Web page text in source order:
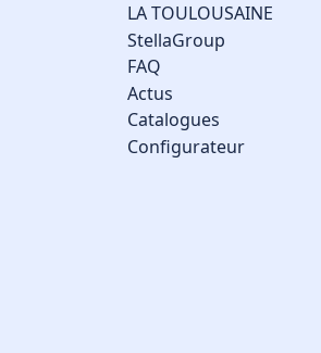
LA TOULOUSAINE
StellaGroup
FAQ
Actus
Catalogues
Configurateur